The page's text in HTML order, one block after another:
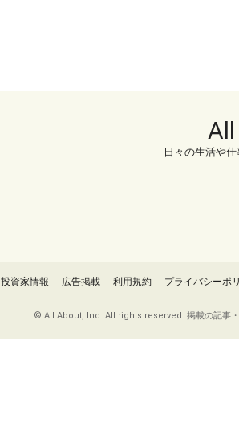
日々の生活や
投資家情報 広告掲載 利用規約 プライバシーポ
© All About, Inc. All rights reserved. 掲載の記事・